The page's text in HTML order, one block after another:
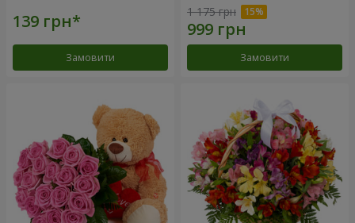
Замовити
1 175 грн
Замовити